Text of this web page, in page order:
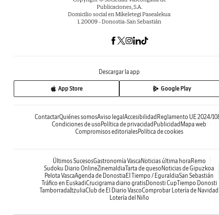
Publicaciones, S.A.
Domicilio social en Mikeletegi Pasealekua
1. 20009 - Donostia-San Sebastián
Descargar la app
App Store Google Play
ContactarQuiénes somosAviso legalAccesibilidadReglamento UE 2024/
Condiciones de usoPolítica de privacidadPublicidadMapa web
Compromisos editorialesPolítica de cookies
Últimos SucesosGastronomía VascaNoticias última horaRemo
Sudoku Diario OnlineZinemaldiaTarta de quesoNoticias de Gipuzkoa
Pelota VascaAgenda de DonostiaEl Tiempo / EguraldiaSan Sebastián
Tráfico en EuskadiCrucigrama diario gratisDonosti CupTiempo Donosti
TamborradaItzuliaClub de El Diario VascoComprobar Lotería de Navidad
Lotería del Niño